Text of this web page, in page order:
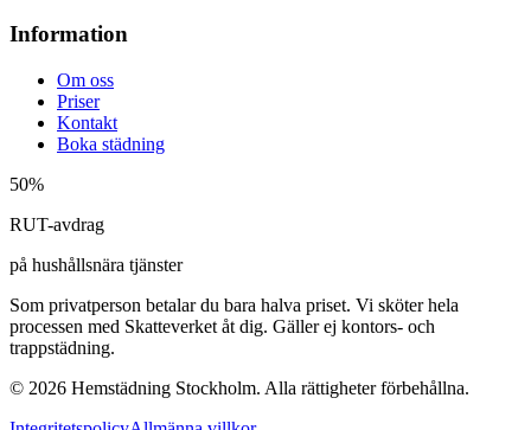
Information
Om oss
Priser
Kontakt
Boka städning
50%
RUT-avdrag
på hushållsnära tjänster
Som privatperson betalar du bara halva priset. Vi sköter hela
processen med Skatteverket åt dig. Gäller ej kontors- och
trappstädning.
© 2026 Hemstädning Stockholm. Alla rättigheter förbehållna.